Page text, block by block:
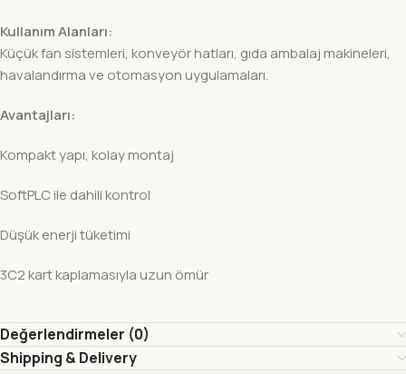
Kullanım Alanları:
Küçük fan sistemleri, konveyör hatları, gıda ambalaj makineleri,
havalandırma ve otomasyon uygulamaları.
Avantajları:
Kompakt yapı, kolay montaj
SoftPLC ile dahili kontrol
Düşük enerji tüketimi
3C2 kart kaplamasıyla uzun ömür
Değerlendirmeler (0)
Shipping & Delivery